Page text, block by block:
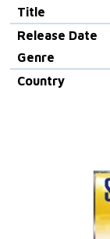
Title
Release Date
Genre
Country